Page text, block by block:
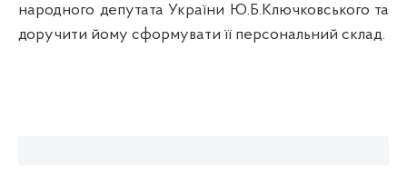
народного депутата України Ю.Б. Ключковського та
доручити йому сформувати її персональний склад.